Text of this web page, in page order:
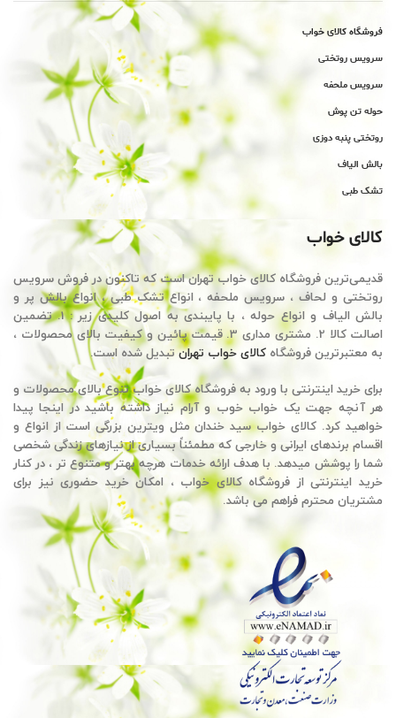
فروشگاه کالای خواب
سرویس روتختی
سرویس ملحفه
حوله تن پوش
روتختی پنبه دوزی
بالش الیاف
تشک طبی
کالای خواب
قدیمی‌ترین فروشگاه کالای خواب تهران است که تاکنون در فروش سرویس
روتختی و لحاف ، سرویس ملحفه ، انواع تشک طبی ، انواع بالش پر و
بالش الیاف و انواع حوله ، با پایبندی به اصول کلیدی زیر : 1. تضمین
اصالت کالا 2. مشتری مداری 3. قیمت پائین و کیفیت بالای محصولات ،
به معتبرترین فروشگاه کالای خواب تهرانتبدیل شده است.
برای خرید اینترنتی با ورود به فروشگاه کالای خواب تنوع بالای محصولات و
هر آنچه جهت یک خواب خوب و آرام نیاز داشته باشید در اینجا پیدا
خواهید کرد. کالای خواب سید خندان مثل ویترین بزرگی است از انواع و
اقسام برندهای ایرانی و خارجی که مطمئناً بسیاری از نیازهای زندگی شخصی
شما را پوشش میدهد. با هدف ارائه خدمات هرچه بهتر و متنوع تر ، در کنار
خرید اینترنتی از فروشگاه کالای خواب ، امکان خرید حضوری نیز برای
مشتریان محترم فراهم می باشد.